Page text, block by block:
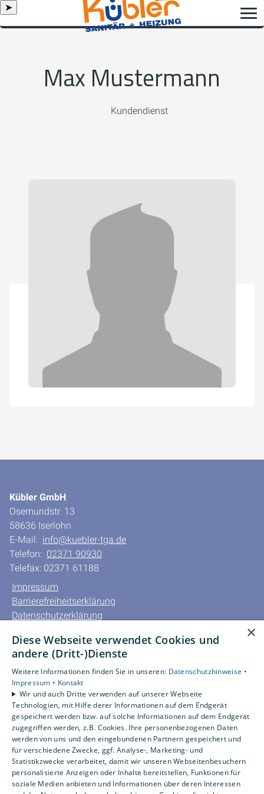
➤
Max Mustermann
Kundendienst
Kübler GmbH
Osemundstr. 13
58636 Iserlohn
E-Mail: info@kuebler-tga.de
Telefon: 02371 90930
Telefax: 02371 61188
Impressum
Barrierefreiheitserklärung
Datenschutzerklärung
Unsere Bereiche
Privatkunden
Gewerbekunden
Karriere
Unternehmen
Kontakt
Um externe HTML-Inhalte anzuzeigen, benötigen wir
Ihre Einwilligung.
×
Diese Webseite verwendet Cookies und
andere (Dritt-)Dienste
Weitere Informationen finden Sie in unseren: Datenschutzhinweise •
Impressum • Kontakt
Wir und auch Dritte verwenden auf unserer Webseite
Technologien, mit Hilfe derer Informationen auf dem Endgerät
gespeichert werden bzw. auf solche Informationen auf dem Endgerät
zugegriffen werden, z.B. Cookies. Ihre personenbezogenen Daten
werden von uns und den eingebundenen Partnern gespeichert und
für verschiedene Zwecke, ggf. Analyse-, Marketing- und
Statistikzwecke verarbeitet, damit wir unseren Webseitenbesuchern
personalisierte Anzeigen oder Inhalte bereitstellen, Funktionen für
soziale Medien anbieten und Informationen über deren Interessen